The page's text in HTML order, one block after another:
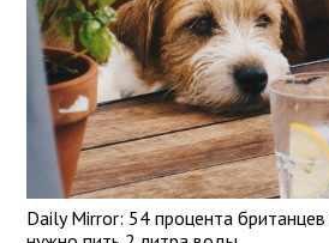
Daily Mirror: 54 процента